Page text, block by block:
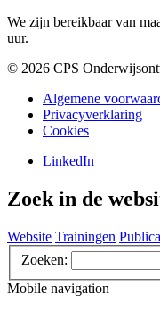
We zijn bereikbaar van
uur.
©️ 2026 CPS
Algemene
Privacyverklaring
Cookies
LinkedIn
Zoek in de
Website Trainingen
Zoeken:
Mobile navigation